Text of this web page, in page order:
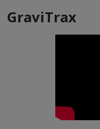
GraviTrax